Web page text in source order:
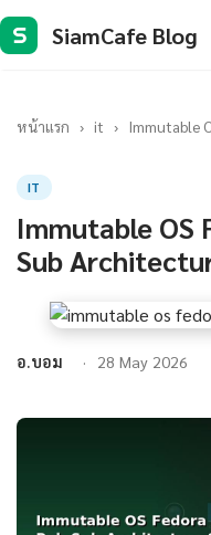
S SiamCafe Blog
หน้าแรก › it › Immutable
IT
Immutable OS
Sub
อ.บอม 28 May 2026